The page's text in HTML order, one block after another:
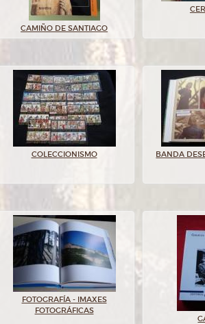
CAMIÑO DE SANTIAGO
COLECCIONISMO BANDA
FOTOGRAFÍA - IMAXES
FOTOGRÁFICAS